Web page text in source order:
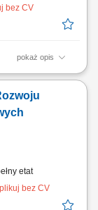
bez CV
pokaż opis
Analiza
etat
bez CV